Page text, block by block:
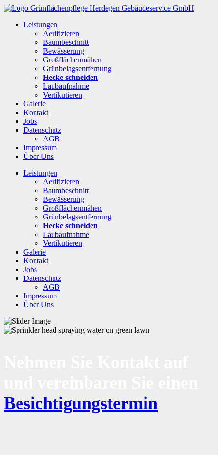
Leistungen
Aerifizieren
Baumbeschnitt
Bewässerung
Großflächenmähen
Grünbelagsentfernung
Hecke schneiden
Laubaufnahme
Vertikutieren
Galerie
Kontakt
Jobs
Datenschutz
AGB
Impressum
Über Uns
Leistungen
Aerifizieren
Baumbeschnitt
Bewässerung
Großflächenmähen
Grünbelagsentfernung
Hecke schneiden
Laubaufnahme
Vertikutieren
Galerie
Kontakt
Jobs
Datenschutz
AGB
Impressum
Über Uns
Besichtigungstermin